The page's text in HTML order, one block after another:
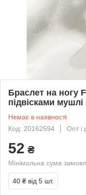
Браслет на ногу
підвісками
Немає в наявності
Код: 20162594
Опт і
52 ₴
Мінімальна сума
40 ₴ від 5 шт.